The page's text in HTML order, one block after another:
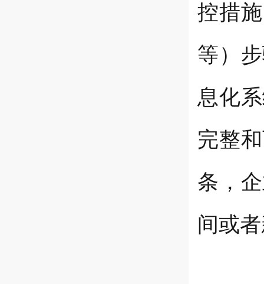
控措
等）
息化
完整
条，
间或